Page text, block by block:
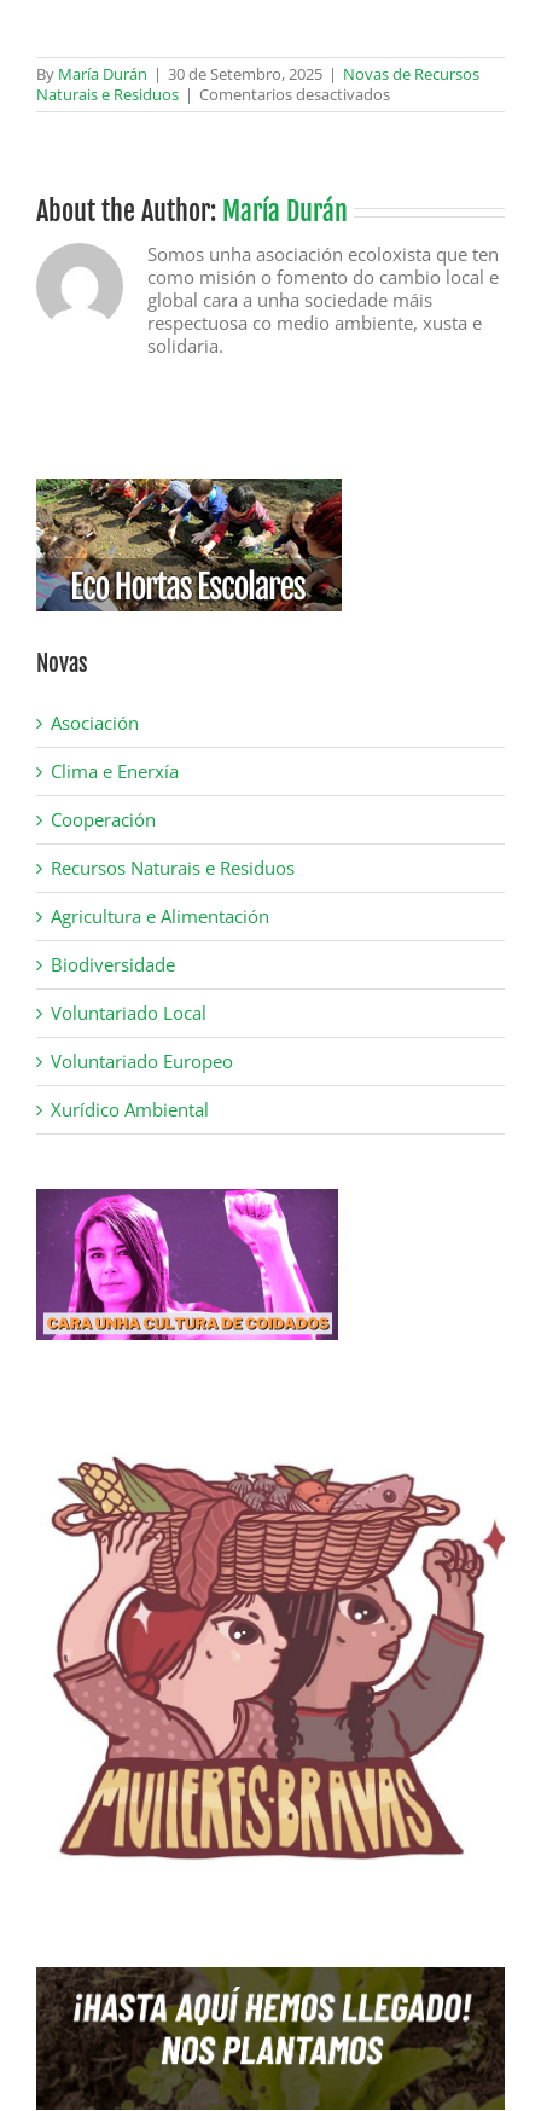
By María Durán | 30 de Setembro, 2025 | Novas de Recursos
Naturais e Residuos | Comentarios desactivadosen
A
moratoria
para
a
construción
de
About the Author: María Durán
Somos unha asociación ecoloxista que ten
como misión o fomento do cambio local e
global cara a unha sociedade máis
respectuosa co medio ambiente, xusta e
solidaria.
Novas
Asociación
Clima e Enerxía
Cooperación
Recursos Naturais e Residuos
Agricultura e Alimentación
Biodiversidade
Voluntariado Local
Voluntariado Europeo
Xurídico Ambiental